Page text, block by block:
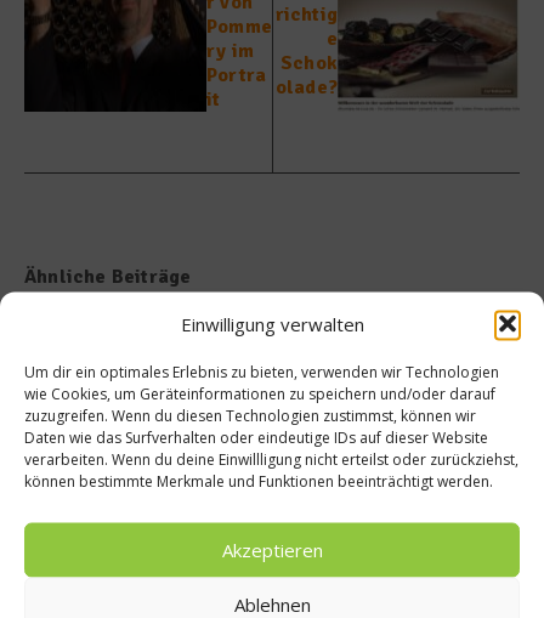
Einwilligung verwalten
Um dir ein optimales Erlebnis zu bieten, verwenden wir Technologien
wie Cookies, um Geräteinformationen zu speichern und/oder darauf
zuzugreifen. Wenn du diesen Technologien zustimmst, können wir
Daten wie das Surfverhalten oder eindeutige IDs auf dieser Website
verarbeiten. Wenn du deine Einwillligung nicht erteilst oder zurückziehst,
können bestimmte Merkmale und Funktionen beeinträchtigt werden.
Akzeptieren
Ablehnen
Pomme
ry im
Portra
it
richtig
e
Schok
olade?
Ähnliche Beiträge
Sommersalat mit Melone,
5. Juli 2017
Zucchinisalat mit Nektarinen,